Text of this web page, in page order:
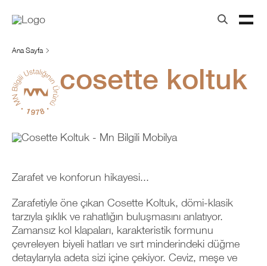
Ana Sayfa
cosette koltuk
Zarafet ve konforun hikayesi...
Zarafetiyle öne çıkan Cosette Koltuk, dömi-klasik
tarzıyla şıklık ve rahatlığın buluşmasını anlatıyor.
Zamansız kol klapaları, karakteristik formunu
çevreleyen biyeli hatları ve sırt minderindeki düğme
detaylarıyla adeta sizi içine çekiyor. Ceviz, meşe ve